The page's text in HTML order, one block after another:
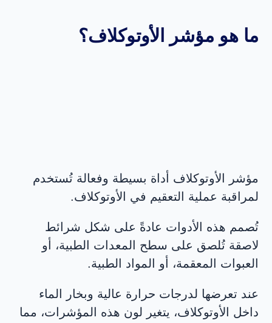
ما هو مؤشر الأوتوكلاف؟
مؤشر الأوتوكلاف أداة بسيطة وفعالة تُستخدم
لمراقبة عملية التعقيم في الأوتوكلاف.
تُصمم هذه الأدوات عادةً على شكل شرائط
لاصقة تُلصق على سطح المعدات الطبية، أو
العبوات المعقمة، أو المواد الطبية.
عند تعرضها لدرجات حرارة عالية وبخار الماء
داخل الأوتوكلاف، يتغير لون هذه المؤشرات، مما